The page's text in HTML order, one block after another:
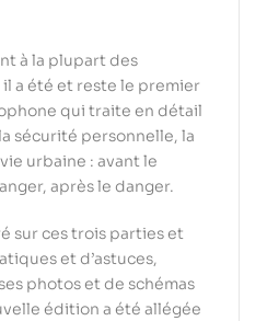
à la plupart des
a été et reste le premier
qui traite en détail
sécurité personnelle, la
urbaine : avant le
après le danger.
sur ces trois parties et
et d’astuces,
photos et de schémas
édition a été allégée